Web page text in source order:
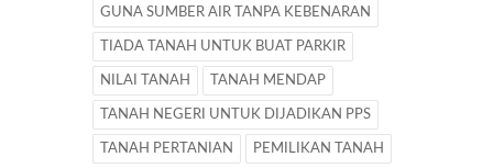
GUNA SUMBER AIR TANPA KEBENARAN
TIADA TANAH UNTUK BUAT PARKIR
NILAI TANAH TANAH MENDAP
TANAH NEGERI UNTUK DIJADIKAN PPS
TANAH PERTANIAN PEMILIKAN TANAH